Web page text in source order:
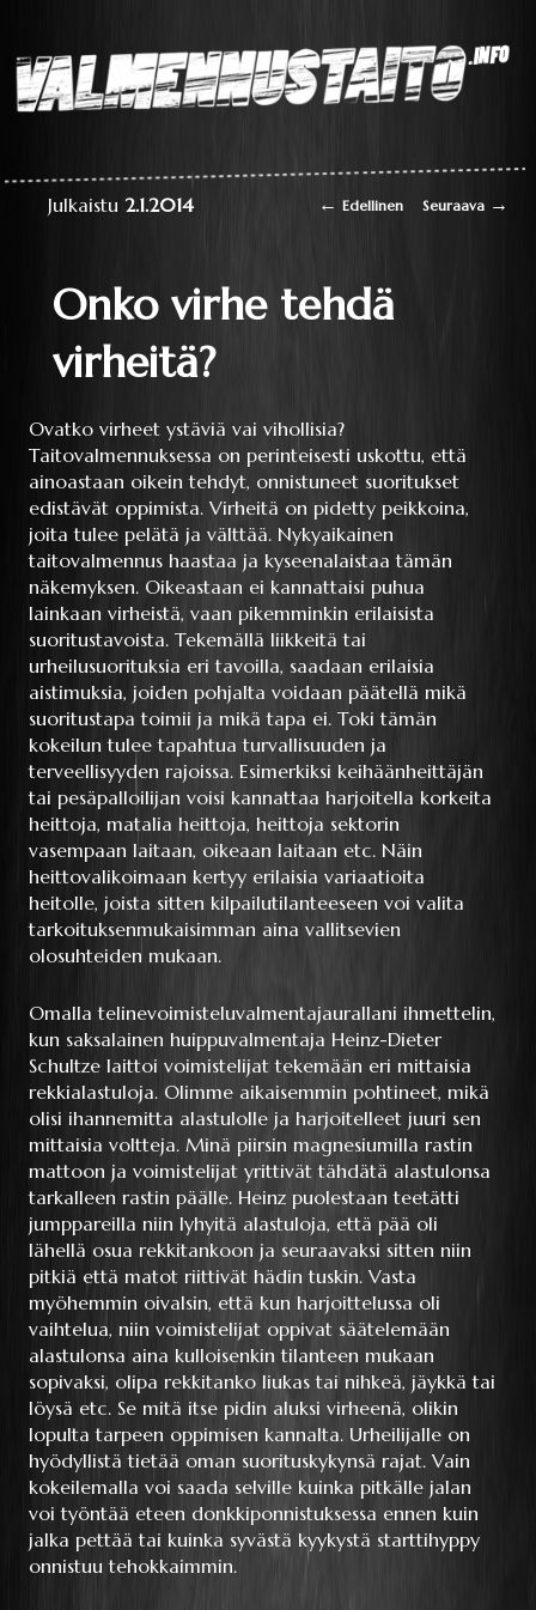
Valmennustaito.info
liikkumisen
perustaitojen
videokirjasto
Artikkelien selaus
← Edellinen Seuraava →
Onko virhe tehdä
virheitä?
Julkaistu 2.1.2014
Ovatko virheet ystäviä vai vihollisia?
Taitovalmennuksessa on perinteisesti uskottu, että
ainoastaan oikein tehdyt, onnistuneet suoritukset
edistävät oppimista. Virheitä on pidetty peikkoina,
joita tulee pelätä ja välttää. Nykyaikainen
taitovalmennus haastaa ja kyseenalaistaa tämän
näkemyksen. Oikeastaan ei kannattaisi puhua
lainkaan virheistä, vaan pikemminkin erilaisista
suoritustavoista. Tekemällä liikkeitä tai
urheilusuorituksia eri tavoilla, saadaan erilaisia
aistimuksia, joiden pohjalta voidaan päätellä mikä
suoritustapa toimii ja mikä tapa ei. Toki tämän
kokeilun tulee tapahtua turvallisuuden ja
terveellisyyden rajoissa. Esimerkiksi keihäänheittäjän
tai pesäpalloilijan voisi kannattaa harjoitella korkeita
heittoja, matalia heittoja, heittoja sektorin
vasempaan laitaan, oikeaan laitaan etc. Näin
heittovalikoimaan kertyy erilaisia variaatioita
heitolle, joista sitten kilpailutilanteeseen voi valita
tarkoituksenmukaisimman aina vallitsevien
olosuhteiden mukaan.
Omalla telinevoimisteluvalmentajaurallani ihmettelin,
kun saksalainen huippuvalmentaja Heinz-Dieter
Schultze laittoi voimistelijat tekemään eri mittaisia
rekkialastuloja. Olimme aikaisemmin pohtineet, mikä
olisi ihannemitta alastulolle ja harjoitelleet juuri sen
mittaisia voltteja. Minä piirsin magnesiumilla rastin
mattoon ja voimistelijat yrittivät tähdätä alastulonsa
tarkalleen rastin päälle. Heinz puolestaan teetätti
jumppareilla niin lyhyitä alastuloja, että pää oli
lähellä osua rekkitankoon ja seuraavaksi sitten niin
pitkiä että matot riittivät hädin tuskin. Vasta
myöhemmin oivalsin, että kun harjoittelussa oli
vaihtelua, niin voimistelijat oppivat säätelemään
alastulonsa aina kulloisenkin tilanteen mukaan
sopivaksi, olipa rekkitanko liukas tai nihkeä, jäykkä tai
löysä etc. Se mitä itse pidin aluksi virheenä, olikin
lopulta tarpeen oppimisen kannalta. Urheilijalle on
hyödyllistä tietää oman suorituskykynsä rajat. Vain
kokeilemalla voi saada selville kuinka pitkälle jalan
voi työntää eteen donkkiponnistuksessa ennen kuin
jalka pettää tai kuinka syvästä kyykystä starttihyppy
onnistuu tehokkaimmin.